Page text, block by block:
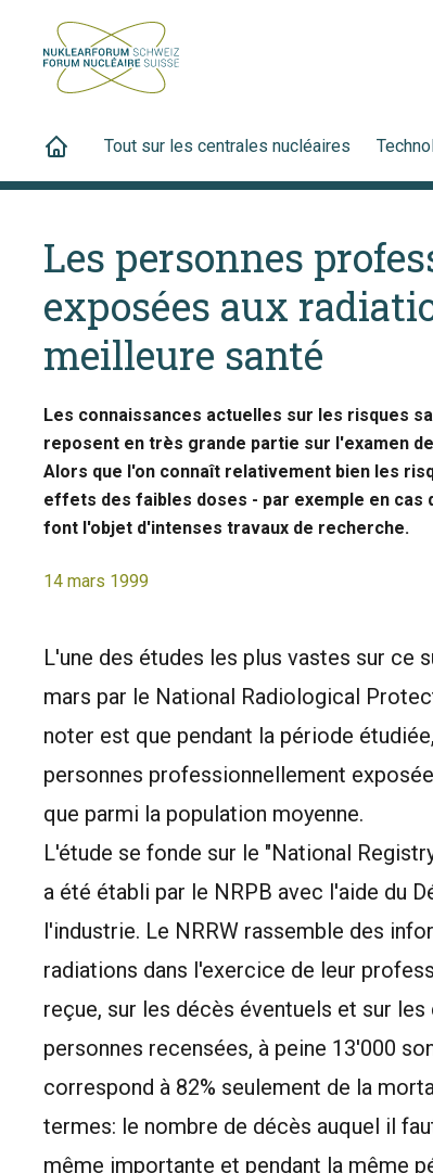
Tout sur les centrales nucléaires
Les personnes
exposées aux
meilleure santé
Les connaissances actuelles sur les risques
reposent en très grande partie sur l'examen
Alors que l'on connaît relativement bien les
effets des faibles doses - par exemple en
font l'objet d'intenses travaux de recherche.
14 mars 1999
L'une des études les plus vastes sur ce
mars par le National Radiological
noter est que pendant la période
personnes professionnellement
que parmi la population moyenne.
L'étude se fonde sur le "National
a été établi par le NRPB avec l'aide du
l'industrie. Le NRRW rassemble des
radiations dans l'exercice de leur
reçue, sur les décès éventuels et sur
personnes recensées, à peine 13'000
correspond à 82% seulement de la
termes: le nombre de décès auquel il
même importante et pendant la même